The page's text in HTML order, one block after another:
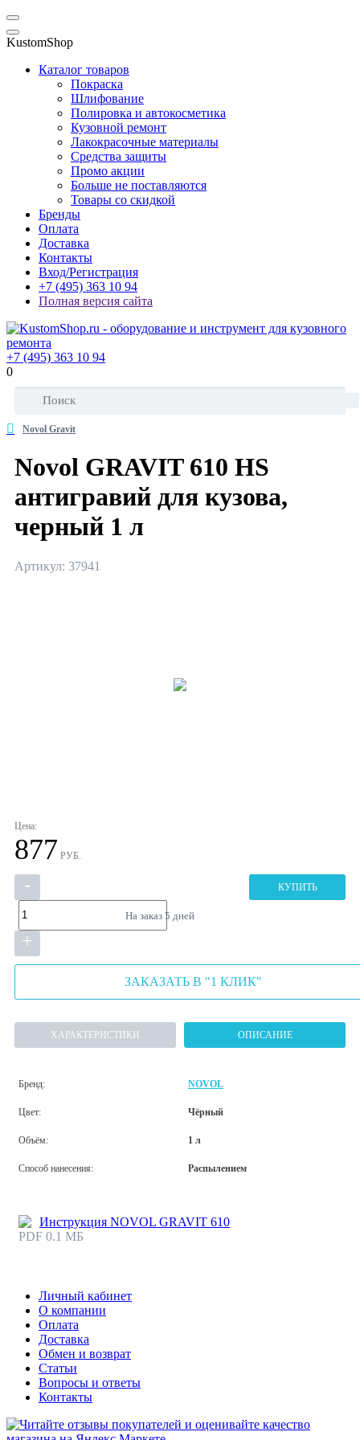
KustomShop
Каталог товаров
Покраска
Шлифование
Полировка и автокосметика
Кузовной ремонт
Лакокрасочные материалы
Средства защиты
Промо акции
Больше не поставляются
Товары со скидкой
Бренды
Оплата
Доставка
Контакты
Вход/Регистрация
+7 (495) 363 10 94
Полная версия сайта
+7 (495) 363 10 94
0
Novol Gravit
Novol GRAVIT 610 НS
антигравий для кузова,
черный 1 л
Артикул: 37941
Цена:
877 РУБ.
-
+
КУПИТЬ
На заказ 5 дней
ЗАКАЗАТЬ В "1 КЛИК"
ХАРАКТЕРИСТИКИ ОПИСАНИЕ
Бренд: NOVOL
Цвет: Чёрный
Объём: 1 л
Способ нанесения: Распылением
Инструкция NOVOL GRAVIT 610
PDF 0.1 МБ
Личный кабинет
О компании
Оплата
Доставка
Обмен и возврат
Статьи
Вопросы и ответы
Контакты